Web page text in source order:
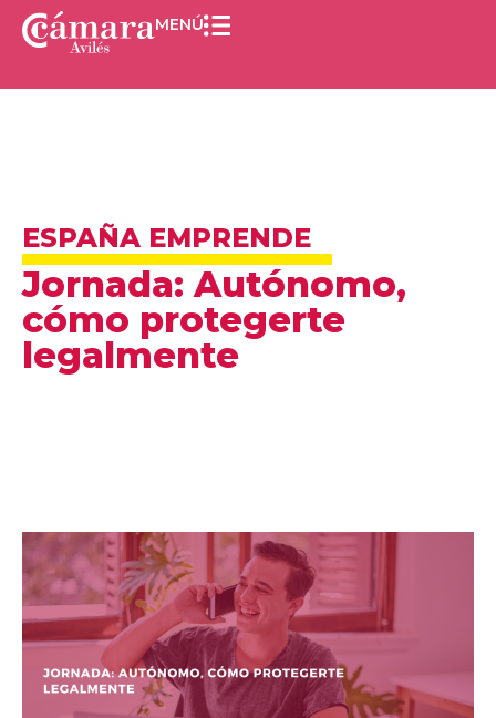
MENÚ
ESPAÑA EMPRENDE
Jornada: Autónomo,
cómo protegerte
legalmente